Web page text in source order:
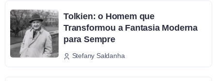
Tolkien: o Homem que
Transformou a Fantasia Moderna
para Sempre
Stefany Saldanha